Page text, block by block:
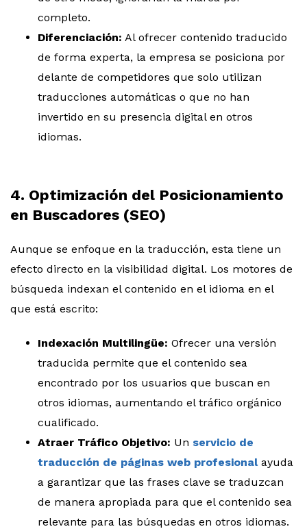
completo.
Diferenciación: Al ofrecer contenido traducido
de forma experta, la empresa se posiciona por
delante de competidores que solo utilizan
traducciones automáticas o que no han
invertido en su presencia digital en otros
idiomas.
4. Optimización del Posicionamiento
en Buscadores (SEO)
Aunque se enfoque en la traducción, esta tiene un
efecto directo en la visibilidad digital. Los motores de
búsqueda indexan el contenido en el idioma en el
que está escrito:
Indexación Multilingüe: Ofrecer una versión
traducida permite que el contenido sea
encontrado por los usuarios que buscan en
otros idiomas, aumentando el tráfico orgánico
cualificado.
Atraer Tráfico Objetivo: Un servicio de
traducción de páginas web profesional ayuda
a garantizar que las frases clave se traduzcan
de manera apropiada para que el contenido sea
relevante para las búsquedas en otros idiomas.